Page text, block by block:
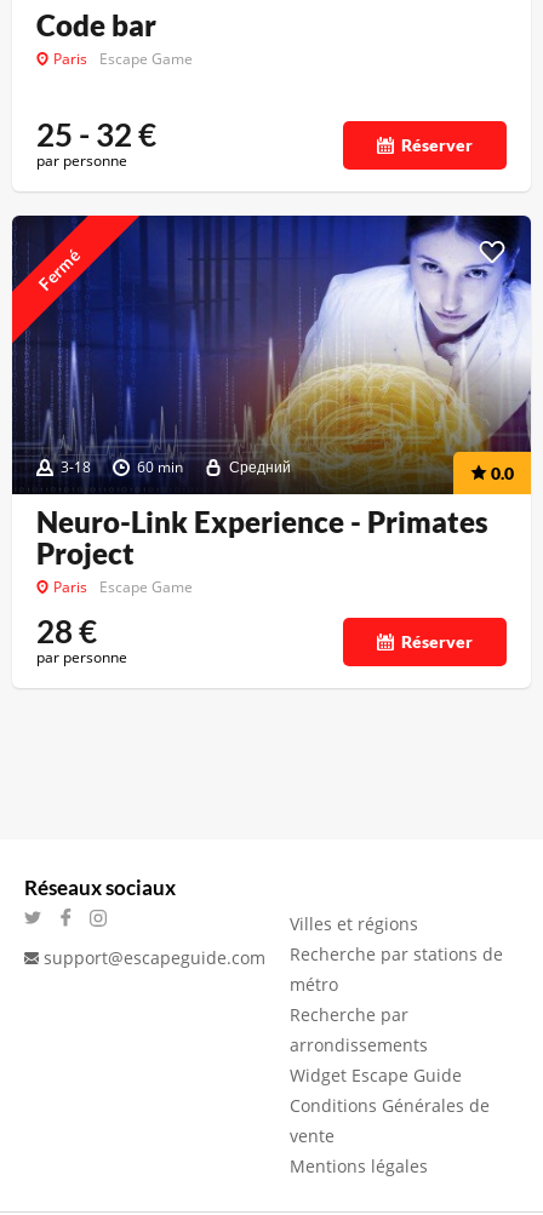
Code bar
Paris Escape Game
25 - 32€
par personne
Réserver
3-18 60 min Средний 0.0
Fermé
Neuro-Link Experience - Primates
Project
Paris Escape Game
28€
par personne
Réserver
Réseaux sociaux
support@escapeguide.com
Villes et régions
Recherche par stations de
métro
Recherche par
arrondissements
Widget Escape Guide
Conditions Générales de
vente
Mentions légales